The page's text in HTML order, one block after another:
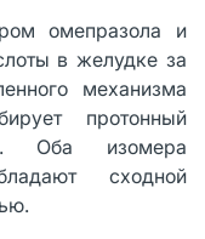
омепразола и
в желудке за
механизма
протонный
Оба изомера
сходной